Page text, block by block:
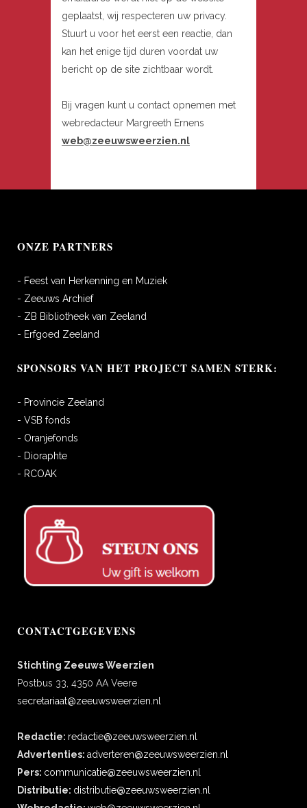
geplaatst, wij respecteren uw privacy.
Stuurt u voor het eerst een reactie, dan
kan het enige tijd duren voordat uw
bericht op de site zichtbaar wordt.
Bij vragen kunt u contact opnemen met
webredacteur Margreeth Ernens
web@zeeuwsweerzien.nl
ONZE PARTNERS
- Feest van Herkenning en Muziek
- Zeeuws Archief
- ZB Bibliotheek van Zeeland
- Erfgoed Zeeland
SPONSORS VAN HET PROJECT SAMEN STERK:
- Provincie Zeeland
- VSB fonds
- Oranjefonds
- Dioraphte
- RCOAK
CONTACTGEGEVENS
Stichting Zeeuws Weerzien
Postbus 33, 4350 AA Veere
secretariaat@zeeuwsweerzien.nl
Redactie: redactie@zeeuwsweerzien.nl
Advertenties: adverteren@zeeuwsweerzien.nl
Pers: communicatie@zeeuwsweerzien.nl
Distributie: distributie@zeeuwsweerzien.nl